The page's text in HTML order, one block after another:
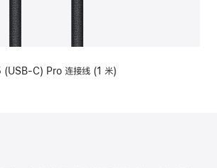
(USB-C) Pro 连接线 (1 米)